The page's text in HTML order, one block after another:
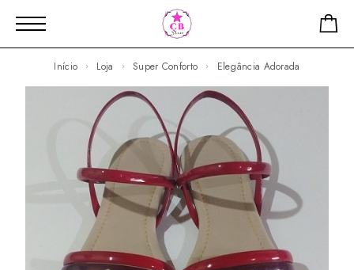
Início Loja Super Conforto Elegância Adorada